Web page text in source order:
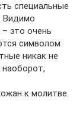
специальные
Видимо
это очень
символом
никак не
к молитве.